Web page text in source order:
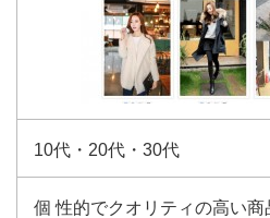
10代・20代・30代
個 性的でクオリティの高い